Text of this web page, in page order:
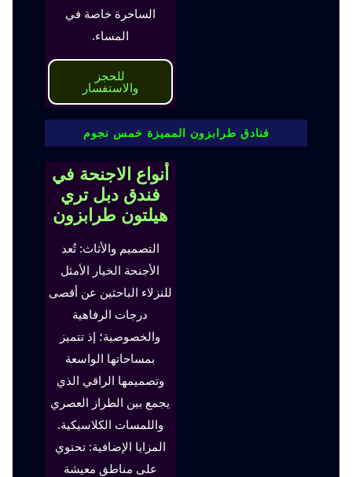
الساحرة خاصة في
المساء.
للحجز
والاستفسار
فنادق طرابزون المميزة خمس نجوم
أنواع الاجنحة في
فندق دبل تري
هيلتون طرابزون
التصميم والأثاث: تُعد
الأجنحة الخيار الأمثل
للنزلاء الباحثين عن أقصى
درجات الرفاهية
والخصوصية؛ إذ تتميز
بمساحاتها الواسعة
وتصميمها الراقي الذي
يجمع بين الطراز العصري
واللمسات الكلاسيكية.
المزايا الإضافية: تحتوي
على مناطق معيشة